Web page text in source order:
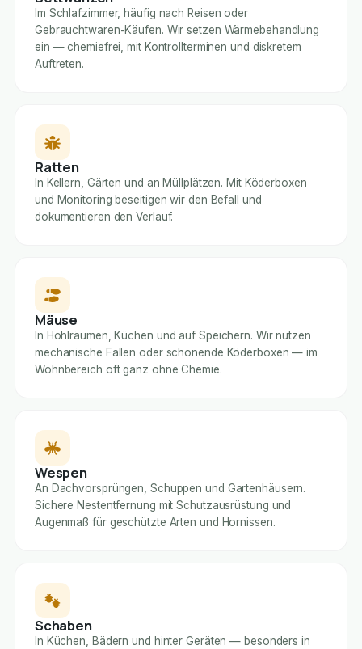
Im Schlafzimmer, häufig nach Reisen oder
Gebrauchtwaren-Käufen. Wir setzen Wärmebehandlung
ein — chemiefrei, mit Kontrollterminen und diskretem
Auftreten.
Ratten
In Kellern, Gärten und an Müllplätzen. Mit Köderboxen
und Monitoring beseitigen wir den Befall und
dokumentieren den Verlauf.
Mäuse
In Hohlräumen, Küchen und auf Speichern. Wir nutzen
mechanische Fallen oder schonende Köderboxen — im
Wohnbereich oft ganz ohne Chemie.
Wespen
An Dachvorsprüngen, Schuppen und Gartenhäusern.
Sichere Nestentfernung mit Schutzausrüstung und
Augenmaß für geschützte Arten und Hornissen.
Schaben
In Küchen, Bädern und hinter Geräten — besonders in